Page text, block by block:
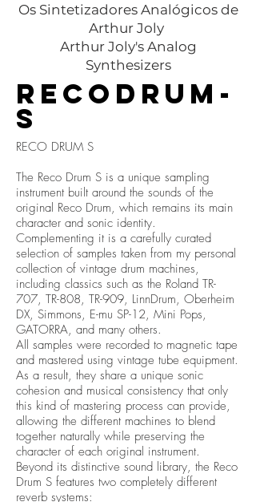
Os Sintetizadores Analógicos de
Arthur Joly
Arthur Joly's Analog
Synthesizers
recodrum-
s
RECO DRUM S
The Reco Drum S is a unique sampling
instrument built around the sounds of the
original Reco Drum, which remains its main
character and sonic identity.
Complementing it is a carefully curated
selection of samples taken from my personal
collection of vintage drum machines,
including classics such as the Roland TR-
707, TR-808, TR-909, LinnDrum, Oberheim
DX, Simmons, E-mu SP-12, Mini Pops,
GATORRA, and many others.
All samples were recorded to magnetic tape
and mastered using vintage tube equipment.
As a result, they share a unique sonic
cohesion and musical consistency that only
this kind of mastering process can provide,
allowing the different machines to blend
together naturally while preserving the
character of each original instrument.
Beyond its distinctive sound library, the Reco
Drum S features two completely different
reverb systems: